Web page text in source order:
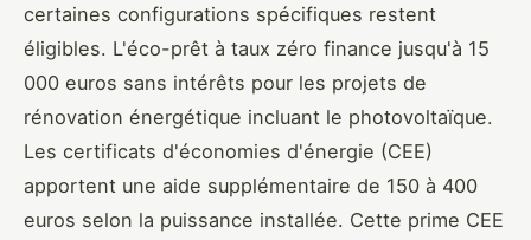
certaines configurations spécifiques restent
éligibles. L'éco-prêt à taux zéro finance jusqu'à 15
000 euros sans intérêts pour les projets de
rénovation énergétique incluant le photovoltaïque.
Les certificats d'économies d'énergie (CEE)
apportent une aide supplémentaire de 150 à 400
euros selon la puissance installée. Cette prime CEE